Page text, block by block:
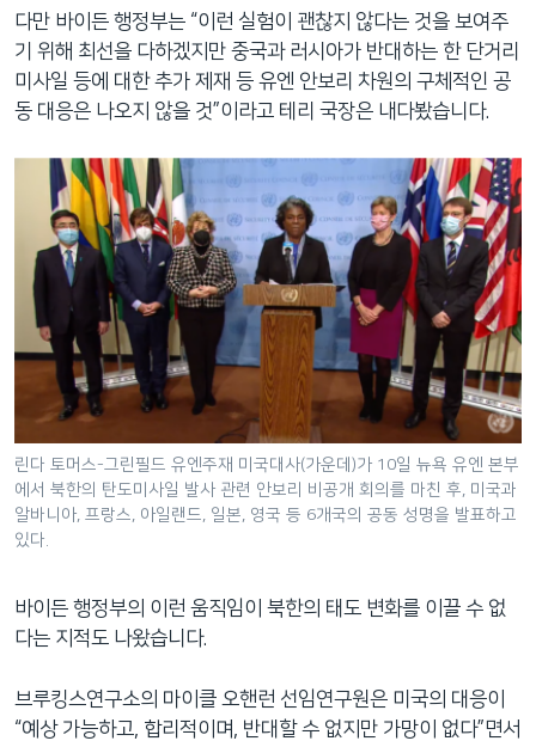
다만 바이든 행정부는 “이런 실험이 괜찮지 않다는 것을 보여주
기 위해 최선을 다하겠지만 중국과 러시아가 반대하는 한 단거리
미사일 등에 대한 추가 제재 등 유엔 안보리 차원의 구체적인 공
동 대응은 나오지 않을 것”이라고 테리 국장은 내다봤습니다.
린다 토머스-그린필드 유엔주재 미국대사(가운데)가 10일 뉴욕 유엔 본부
에서 북한의 탄도미사일 발사 관련 안보리 비공개 회의를 마친 후, 미국과
알바니아, 프랑스, 아일랜드, 일본, 영국 등 6개국의 공동 성명을 발표하고
있다.
바이든 행정부의 이런 움직임이 북한의 태도 변화를 이끌 수 없
다는 지적도 나왔습니다.
브루킹스연구소의 마이클 오핸런 선임연구원은 미국의 대응이
“예상 가능하고, 합리적이며, 반대할 수 없지만 가망이 없다”면서